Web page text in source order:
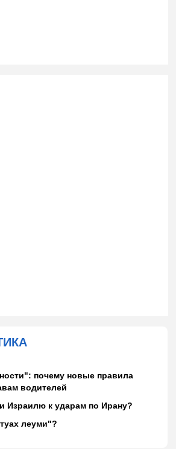
почему новые правила
водителей
Израилю к ударам по Ирану?
леуми"?